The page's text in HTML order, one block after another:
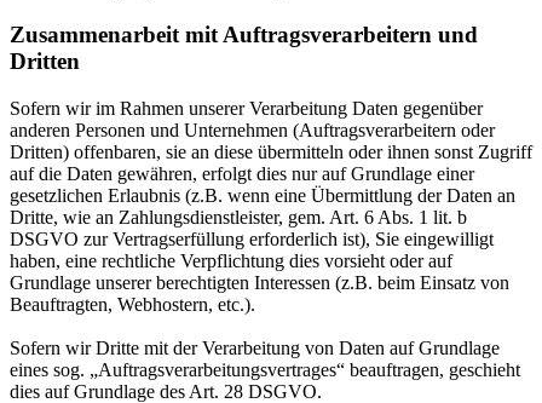
Zusammenarbeit mit Auftragsverarbeitern und
Dritten
Sofern wir im Rahmen unserer Verarbeitung Daten gegenüber
anderen Personen und Unternehmen (Auftragsverarbeitern oder
Dritten) offenbaren, sie an diese übermitteln oder ihnen sonst Zugriff
auf die Daten gewähren, erfolgt dies nur auf Grundlage einer
gesetzlichen Erlaubnis (z.B. wenn eine Übermittlung der Daten an
Dritte, wie an Zahlungsdienstleister, gem. Art. 6 Abs. 1 lit. b
DSGVO zur Vertragserfüllung erforderlich ist), Sie eingewilligt
haben, eine rechtliche Verpflichtung dies vorsieht oder auf
Grundlage unserer berechtigten Interessen (z.B. beim Einsatz von
Beauftragten, Webhostern, etc.).
Sofern wir Dritte mit der Verarbeitung von Daten auf Grundlage
eines sog. „Auftragsverarbeitungsvertrages“ beauftragen, geschieht
dies auf Grundlage des Art. 28 DSGVO.